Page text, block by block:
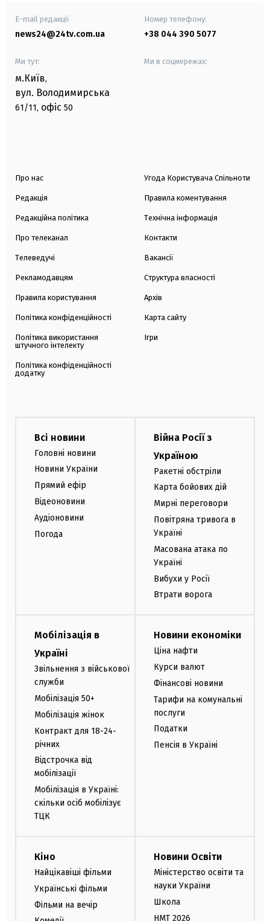
E-mail редакції
news24@24tv.com.ua
Номер телефону:
+38 044 390 5077
Ми тут:
м.Київ,
вул. Володимирська
61/11, офіс 50
Ми в соцмережах:
Про нас
Редакція
Редакційна політика
Про телеканал
Телеведучі
Рекламодавцям
Правила користування
Політика конфіденційності
Політика використання
штучного інтелекту
Політика конфіденційності
додатку
Угода Користувача Спільноти
Правила коментування
Технічна інформація
Контакти
Вакансії
Структура власності
Архів
Карта сайту
Ігри
Всі новини
Головні новини
Новини України
Прямий ефір
Відеоновини
Аудіоновини
Погода
Війна Росії з
Україною
Ракетні обстріли
Карта бойових дій
Мирні переговори
Повітряна тривога в
Україні
Масована атака по
Україні
Вибухи у Росії
Втрати ворога
Мобілізація в
Україні
Звільнення з військової
служби
Мобілізація 50+
Мобілізація жінок
Контракт для 18-24-
річних
Відстрочка від
мобілізації
Мобілізація в Україні:
скільки осіб мобілізує
ТЦК
Новини економіки
Ціна нафти
Курси валют
Фінансові новини
Тарифи на комунальні
послуги
Податки
Пенсія в Україні
Кіно
Найцікавіші фільми
Українські фільми
Фільми на вечір
Новини Освіти
Міністерство освіти та
науки України
Школа
НМТ 2026